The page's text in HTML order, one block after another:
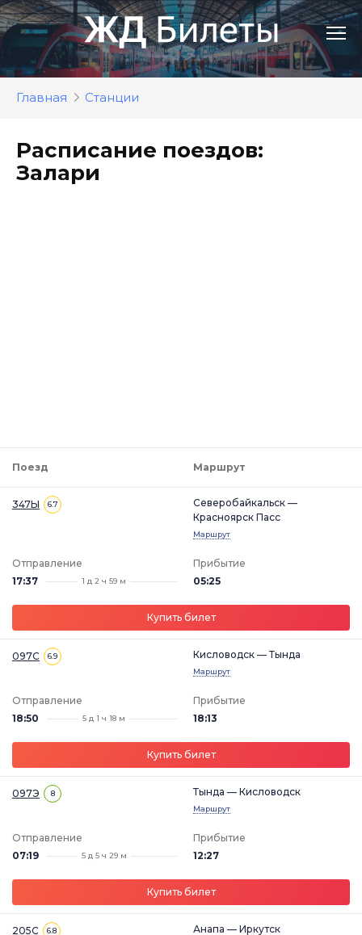
Перейти
к
контенту
Главная Станции
Расписание поездов:
Залари
Поезд Маршрут
347Ы 6.7
Северобайкальск —
Красноярск Пасс
Маршрут
Отправление
17:37
1 д 2 ч 59 м
Прибытие
05:25
Купить билет
097С 6.9 Кисловодск — Тында
Маршрут
Отправление
18:50
5 д 1 ч 18 м
Прибытие
18:13
Купить билет
097Э 8 Тында — Кисловодск
Маршрут
Отправление
07:19
5 д 5 ч 29 м
Прибытие
12:27
Купить билет
205С 6.8
Анапа — Иркутск